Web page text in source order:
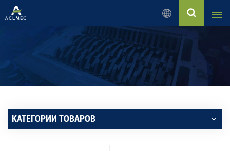
Русский
English
Русский
Español
КАТЕГОРИИ ТОВАРОВ